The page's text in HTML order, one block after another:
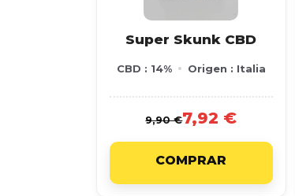
Super Skunk CBD
CBD : 14% Origen : Italia
9,90 €7,92 €
COMPRAR